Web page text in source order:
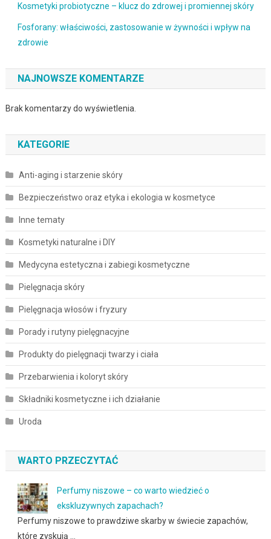
Kosmetyki probiotyczne – klucz do zdrowej i promiennej skóry
Fosforany: właściwości, zastosowanie w żywności i wpływ na
zdrowie
NAJNOWSZE KOMENTARZE
Brak komentarzy do wyświetlenia.
KATEGORIE
Anti-aging i starzenie skóry
Bezpieczeństwo oraz etyka i ekologia w kosmetyce
Inne tematy
Kosmetyki naturalne i DIY
Medycyna estetyczna i zabiegi kosmetyczne
Pielęgnacja skóry
Pielęgnacja włosów i fryzury
Porady i rutyny pielęgnacyjne
Produkty do pielęgnacji twarzy i ciała
Przebarwienia i koloryt skóry
Składniki kosmetyczne i ich działanie
Uroda
WARTO PRZECZYTAĆ
Perfumy niszowe – co warto wiedzieć o
ekskluzywnych zapachach?
Perfumy niszowe to prawdziwe skarby w świecie zapachów,
które zyskują …